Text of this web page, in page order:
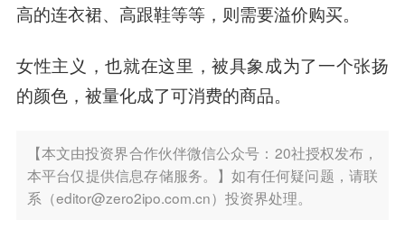
高的连衣裙、高跟鞋等等，则需要溢价购买。
女性主义，也就在这里，被具象成为了一个张扬
的颜色，被量化成了可消费的商品。
【本文由投资界合作伙伴微信公众号：20社授权发布，
本平台仅提供信息存储服务。】如有任何疑问题，请联
系（editor@zero2ipo.com.cn）投资界处理。